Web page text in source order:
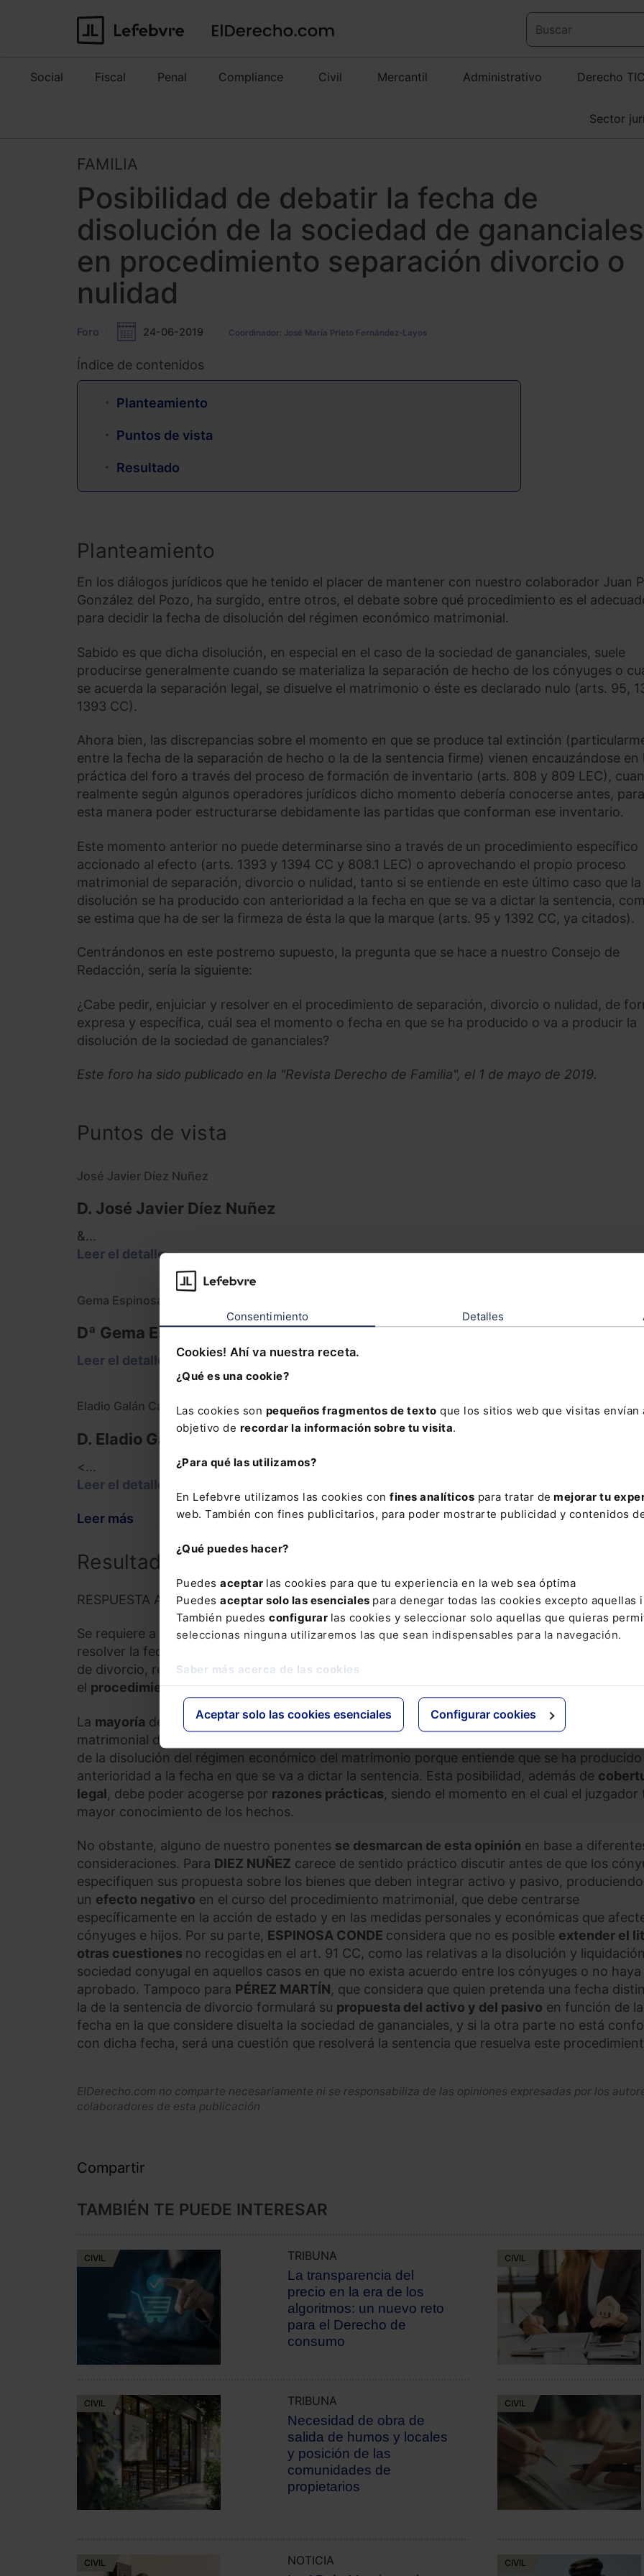
Consentimiento Detalles
Cookies! Ahí va nuestra receta.
¿Qué es una cookie?
Las cookies son pequeños fragmentos de texto que los sitios web que visitas
objetivo de recordar la información sobre tu visita.
¿Para qué las utilizamos?
En Lefebvre utilizamos las cookies con fines analíticos para tratar de mejorar tu
web. También con fines publicitarios, para poder mostrarte publicidad y contenidos
¿Qué puedes hacer?
Puedes aceptar las cookies para que tu experiencia en la web sea óptima
Puedes aceptar solo las esenciales para denegar todas las cookies excepto aquellas
También puedes configurar las cookies y seleccionar solo aquellas que quieras
seleccionas ninguna utilizaremos las que sean indispensables para la navegación.
Saber más acerca de las cookies
Aceptar solo las cookies esenciales Configurar cookies
Social Fiscal Penal Compliance Civil Mercantil Administrativo Derecho
Sector
FAMILIA
Posibilidad de debatir la fecha de
disolución de la sociedad de gananciales
en procedimiento separación divorcio o
nulidad
Foro 24-06-2019 Coordinador: José María Prieto Fernández-Layos
Índice de contenidos
Planteamiento
Puntos de vista
Resultado
Planteamiento
En los diálogos jurídicos que he tenido el placer de mantener con nuestro colaborador Juan
González del Pozo, ha surgido, entre otros, el debate sobre qué procedimiento es el
para decidir la fecha de disolución del régimen económico matrimonial.
Sabido es que dicha disolución, en especial en el caso de la sociedad de gananciales, suele
producirse generalmente cuando se materializa la separación de hecho de los cónyuges o
se acuerda la separación legal, se disuelve el matrimonio o éste es declarado nulo (arts. 95,
1393 CC).
Ahora bien, las discrepancias sobre el momento en que se produce tal extinción
entre la fecha de la separación de hecho o la de la sentencia firme) vienen encauzándose en
práctica del foro a través del proceso de formación de inventario (arts. 808 y 809 LEC),
realmente según algunos operadores jurídicos dicho momento debería conocerse antes,
esta manera poder estructurarse debidamente las partidas que conforman ese inventario.
Este momento anterior no puede determinarse sino a través de un procedimiento específico
accionado al efecto (arts. 1393 y 1394 CC y 808.1 LEC) o aprovechando el propio proceso
matrimonial de separación, divorcio o nulidad, tanto si se entiende en este último caso que la
disolución se ha producido con anterioridad a la fecha en que se va a dictar la sentencia,
se estima que ha de ser la firmeza de ésta la que la marque (arts. 95 y 1392 CC, ya citados).
Centrándonos en este postremo supuesto, la pregunta que se hace a nuestro Consejo de
Redacción, sería la siguiente:
¿Cabe pedir, enjuiciar y resolver en el procedimiento de separación, divorcio o nulidad, de
expresa y específica, cuál sea el momento o fecha en que se ha producido o va a producir la
disolución de la sociedad de gananciales?
Este foro ha sido publicado en la "Revista Derecho de Familia", el 1 de mayo de 2019.
Puntos de vista
José Javier Díez Nuñez
D. José Javier Díez Nuñez
&...
Leer el detalle
Gema Espinosa Conde
Dª Gema Espinosa Conde
Leer el detalle
Eladio Galán Cáceres
D. Eladio Galán Cáceres
<...
Leer el detalle
Leer más
Resultado
RESPUESTA APROBADA POR MAYORÍA DE 6 VOTOS
Se requiere a nuestros expertos colaboradores su opinión sobre si elproceso matrimonial
resolver la fecha en la que queda disuelta la sociedad de gananciales, diferente a la de la
de divorcio, requerida por la existencia previa de una separación de hecho, o es en
el procedimiento de formación de inventariodonde debe, en su caso, dirimirse esta
La mayoría de nuestros ponentes consideran que es posible aprovechar el propio proceso
matrimonial de separación, divorcio o nulidad, si alguna de las partes solicita que se señale
de la disolución del régimen económico del matrimonio porque entiende que se ha
anterioridad a la fecha en que se va a dictar la sentencia. Esta posibilidad, además de
legal, debe poder acogerse por razones prácticas, siendo el momento en el cual el juzgador
mayor conocimiento de los hechos.
No obstante, alguno de nuestro ponentes se desmarcan de esta opinión en base a
consideraciones. Para DIEZ NUÑEZ carece de sentido práctico discutir antes de que los
especifiquen sus propuesta sobre los bienes que deben integrar activo y pasivo, produciendo
un efecto negativo en el curso del procedimiento matrimonial, que debe centrarse
específicamente en la acción de estado y en las medidas personales y económicas que
cónyuges e hijos. Por su parte, ESPINOSA CONDE considera que no es posible extender el
otras cuestiones no recogidas en el art. 91 CC, como las relativas a la disolución y
sociedad conyugal en aquellos casos en que no exista acuerdo entre los cónyuges o no
aprobado. Tampoco para PÉREZ MARTÍN, que considera que quien pretenda una fecha
la de la sentencia de divorcio formulará su propuesta del activo y del pasivo en función de la
fecha en la que considere disuelta la sociedad de gananciales, y si la otra parte no está
con dicha fecha, será una cuestión que resolverá la sentencia que resuelva este
ElDerecho.com no comparte necesariamente ni se responsabiliza de las opiniones expresadas por los
colaboradores de esta publicación
Compartir
TAMBIÉN TE PUEDE INTERESAR
CIVIL TRIBUNA
La transparencia del
precio en la era de los
algoritmos: un nuevo reto
para el Derecho de
consumo
CIVIL
CIVIL TRIBUNA
Necesidad de obra de
salida de humos y locales
y posición de las
comunidades de
propietarios
CIVIL
CIVIL NOTICIA CIVIL